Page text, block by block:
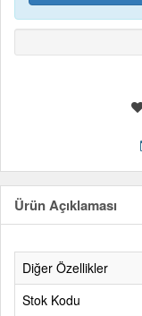
Ürün Açıklaması
Diğer Özellikler
Stok Kodu